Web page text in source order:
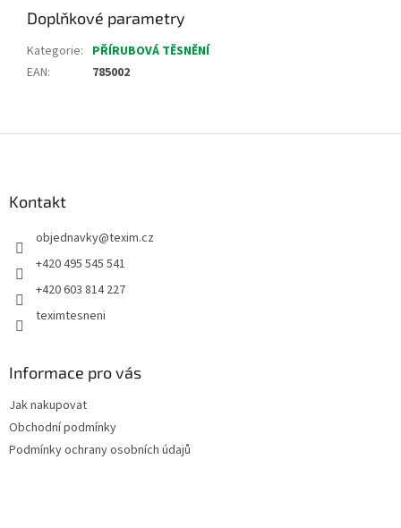
Doplňkové parametry
Kategorie: PŘÍRUBOVÁ TĚSNĚNÍ
EAN: 785002
Kontakt
objednavky@texim.cz
+420 495 545 541
+420 603 814 227
teximtesneni
Informace pro vás
Jak nakupovat
Obchodní podmínky
Podmínky ochrany osobních údajů